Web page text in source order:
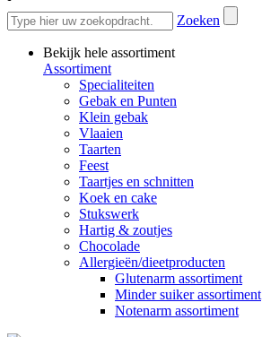
Zoeken
Bekijk hele assortiment
Assortiment
Specialiteiten
Gebak en Punten
Klein gebak
Vlaaien
Taarten
Feest
Taartjes en schnitten
Koek en cake
Stukswerk
Hartig & zoutjes
Chocolade
Allergieën/dieetproducten
Glutenarm assortiment
Minder suiker assortiment
Notenarm assortiment